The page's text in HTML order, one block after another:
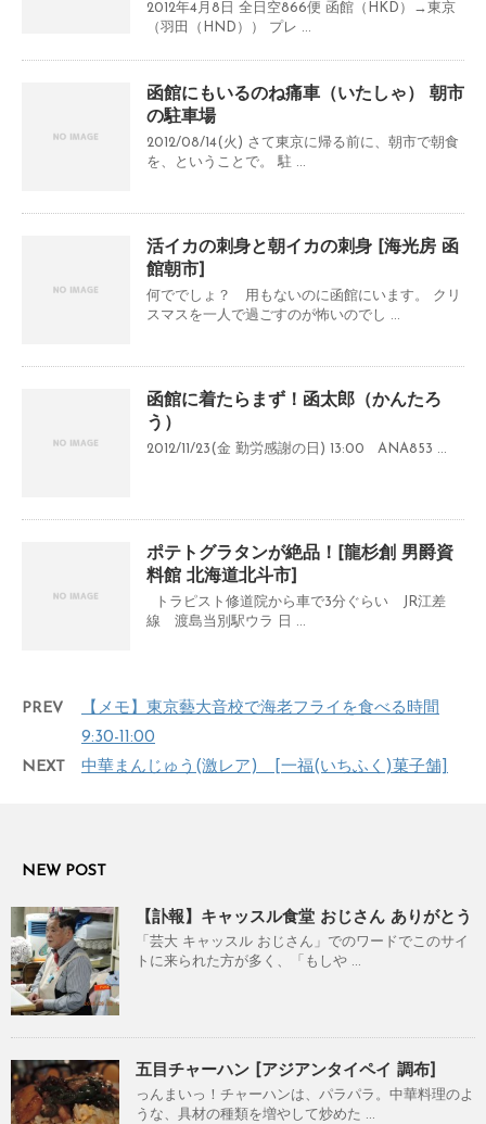
2012年4月8日 全日空866便 函館（HKD）→東京
（羽田（HND）） プレ ...
函館にもいるのね痛車（いたしゃ） 朝市
の駐車場
2012/08/14(火) さて東京に帰る前に、朝市で朝食
を、ということで。 駐 ...
活イカの刺身と朝イカの刺身 [海光房 函
館朝市]
何ででしょ？ 用もないのに函館にいます。 クリ
スマスを一人で過ごすのが怖いのでし ...
函館に着たらまず！函太郎（かんたろ
う）
2012/11/23(金 勤労感謝の日) 13:00 ANA853 ...
ポテトグラタンが絶品！[龍杉創 男爵資
料館 北海道北斗市]
トラピスト修道院から車で3分ぐらい JR江差
線 渡島当別駅ウラ 日 ...
PREV
【メモ】東京藝大音校で海老フライを食べる時間
9:30-11:00
NEXT
中華まんじゅう(激レア) [一福(いちふく)菓子舗]
NEW POST
【訃報】キャッスル食堂 おじさん ありがとう
「芸大 キャッスル おじさん」でのワードでこのサイ
トに来られた方が多く、「もしや ...
五目チャーハン [アジアンタイペイ 調布]
っんまいっ！チャーハンは、パラパラ。中華料理のよ
うな、具材の種類を増やして炒めた ...